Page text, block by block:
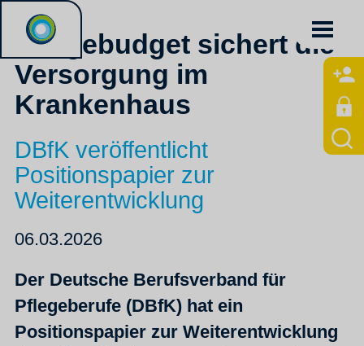
Pflegebudget sichert die
Versorgung im
Krankenhaus
DBfK veröffentlicht
Positionspapier zur
Weiterentwicklung
06.03.2026
Der Deutsche Berufsverband für
Pflegeberufe (DBfK) hat ein
Positionspapier zur Weiterentwicklung